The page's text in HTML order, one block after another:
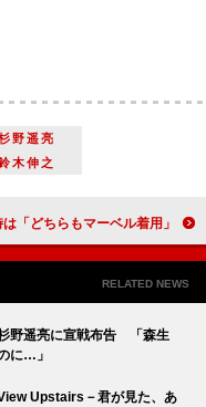
野遥亮
木伸之
星・せいや、大好きなマーベルに謝罪 過去２回のスキャンダル発覚時は「どちらもマーベル着用」
RELATED NEWS
杉野遥亮に宣戦布告 「森生
に…」
Upstairs－君が見た、あ